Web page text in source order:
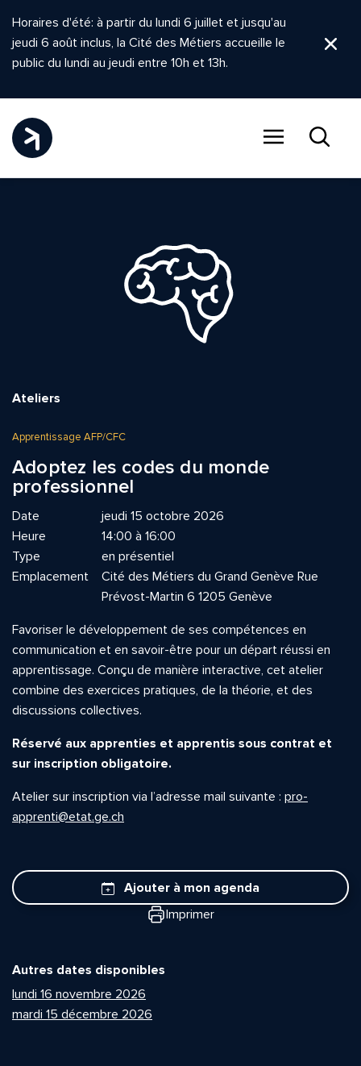
Horaires d'été: à partir du lundi 6 juillet et jusqu'au
jeudi 6 août inclus, la Cité des Métiers accueille le
public du lundi au jeudi entre 10h et 13h.
Ateliers
Apprentissage AFP/CFC
Adoptez les codes du monde
professionnel
Date
jeudi 15 octobre 2026
Heure
14:00 à 16:00
Type
en présentiel
Emplacement
Cité des Métiers du Grand Genève Rue
Prévost-Martin 6 1205 Genève
Favoriser le développement de ses compétences en
communication et en savoir-être pour un départ réussi en
apprentissage. Conçu de manière interactive, cet atelier
combine des exercices pratiques, de la théorie, et des
discussions collectives.
Réservé aux apprenties et apprentis sous contrat et
sur inscription obligatoire.
Atelier sur inscription via l’adresse mail suivante : pro-
apprenti@etat.ge.ch
Ajouter à mon agenda
Imprimer
Autres dates disponibles
lundi 16 novembre 2026
mardi 15 décembre 2026